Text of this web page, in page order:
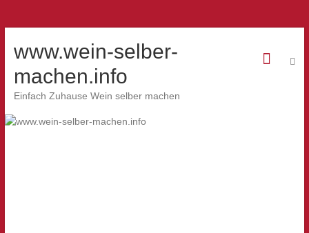
www.wein-selber-
machen.info
Einfach Zuhause Wein selber machen